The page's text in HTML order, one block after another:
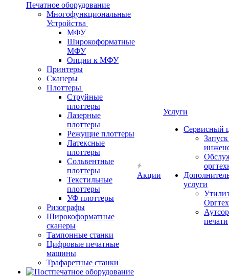
Печатное оборудование
Многофункциональные
Устройства
МФУ
Широкоформатные
МФУ
Опции к МФУ
Принтеры
Сканеры
Плоттеры
Струйные
плоттеры
Лазерные
плоттеры
Режущие плоттеры
Латексные
плоттеры
Сольвентные
плоттеры
Текстильные
плоттеры
УФ плоттеры
Ризографы
Широкоформатные
сканеры
Тампонные станки
Цифровые печатные
машины
Трафаретные станки
Акции
Услуги
Сервисный
услуги
печати